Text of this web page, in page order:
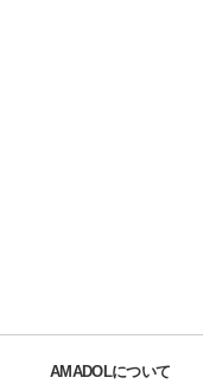
AMADOLについて